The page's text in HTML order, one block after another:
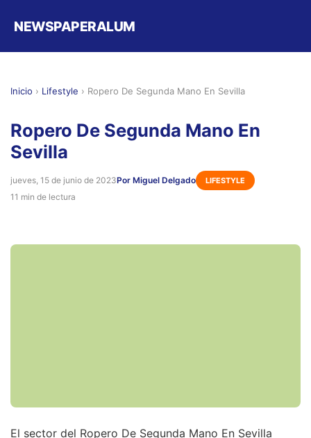
NEWSPAPERALUM
Inicio › Lifestyle › Ropero De Segunda Mano En Sevilla
Ropero De Segunda Mano En
Sevilla
jueves, 15 de junio de 2023Por Miguel Delgado LIFESTYLE
11 min de lectura
El sector del Ropero De Segunda Mano En Sevilla